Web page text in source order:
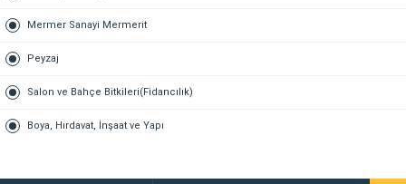
Mermer Sanayi Mermerit
Peyzaj
Salon ve Bahçe Bitkileri(Fidancılık)
Boya, Hırdavat, İnşaat ve Yapı